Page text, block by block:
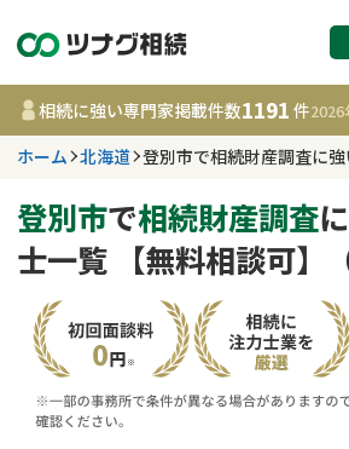
相
す
事務所
相談内
相続に強い専門家掲載件数1191 件2026
ホーム 北海道 登別市で相続財産調査に
登別市で相続財産調査
士一覧 【無料相談可】